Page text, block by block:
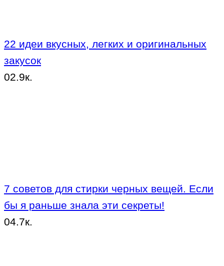
22 идеи вкусных, легких и оригинальных
закусок
02.9к.
7 советов для стирки черных вещей. Если
бы я раньше знала эти секреты!
04.7к.